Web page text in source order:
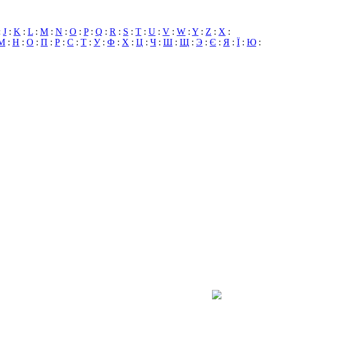
J : K : L : M : N : O : P: Q : R : S : T : U : V : W : Y : Z : X :
: Н : О : П : Р : С : Т : У: Ф : Х : Ц : Ч : Ш : Щ : Э : Є : Я : Ї : Ю :